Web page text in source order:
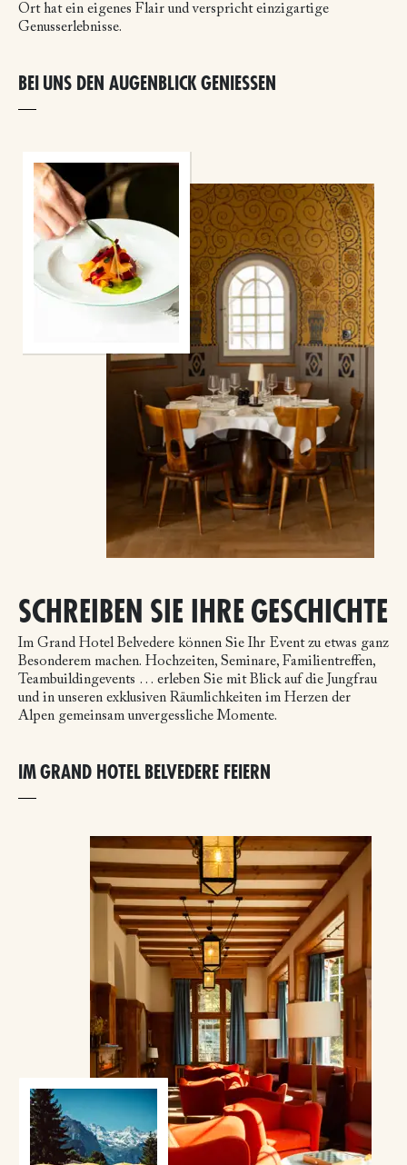
Ort hat ein eigenes Flair und verspricht einzigartige
Genusserlebnisse.
BEI UNS DEN AUGENBLICK GENIESSEN
SCHREIBEN SIE IHRE GESCHICHTE
Im Grand Hotel Belvedere können Sie Ihr Event zu etwas ganz
Besonderem machen. Hochzeiten, Seminare, Familientreffen,
Teambuildingevents … erleben Sie mit Blick auf die Jungfrau
und in unseren exklusiven Räumlichkeiten im Herzen der
Alpen gemeinsam unvergessliche Momente.
IM GRAND HOTEL BELVEDERE FEIERN